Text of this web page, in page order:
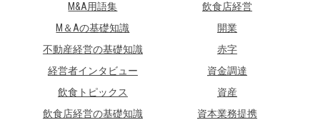
M&A用語集
M＆Aの基礎知識
不動産経営の基礎知識
経営者インタビュー
飲食トピックス
飲食店経営の基礎知識
飲食店経営
開業
赤字
資金調達
資産
資本業務提携